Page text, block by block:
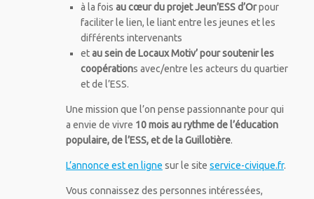
à la fois au cœur du projet Jeun’ESS d’Orpour
faciliter le lien, le liant entre les jeunes et les
différents intervenants
etau sein de Locaux Motiv’ pour soutenir les
coopérations avec/entre les acteurs du quartier
et de l’ESS.
Une mission que l’on pense passionnante pour qui
a envie de vivre 10 mois au rythme de l’éducation
populaire, de l’ESS, et de la Guillotière.
L’annonce est en ligne sur le site service-civique.fr.
Vous connaissez des personnes intéressées,